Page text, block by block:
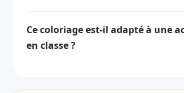
Ce coloriage est-il adapté à une
en classe ?